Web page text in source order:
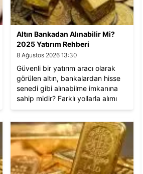
Altın Bankadan Alınabilir Mi?
2025 Yatırım Rehberi
8 Ağustos 2026 13:30
Güvenli bir yatırım aracı olarak
görülen altın, bankalardan hisse
senedi gibi alınabilme imkanına
sahip midir? Farklı yollarla alımı
gerçekleştirebilmek mümkündür.